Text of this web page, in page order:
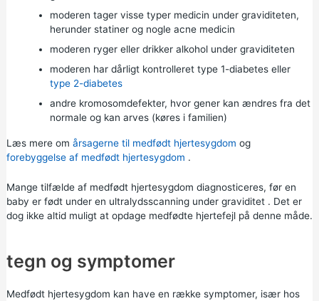
moderen tager visse typer medicin under graviditeten,
herunder statiner og nogle acne medicin
moderen ryger eller drikker alkohol under graviditeten
moderen har dårligt kontrolleret type 1-diabeteseller
type 2-diabetes
andre kromosomdefekter, hvor gener kan ændres fra det
normale og kan arves (køres i familien)
Læs mere om årsagerne til medfødt hjertesygdom og
forebyggelse af medfødt hjertesygdom .
Mange tilfælde af medfødt hjertesygdom diagnosticeres, før en
baby er født under en ultralydsscanning under graviditet. Det er
dog ikke altid muligt at opdage medfødte hjertefejl på denne måde.
tegn og symptomer
Medfødt hjertesygdom kan have en række symptomer, især hos